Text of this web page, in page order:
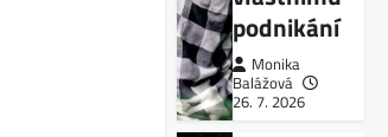
podnikání
Monika
Balážová
26. 7. 2026